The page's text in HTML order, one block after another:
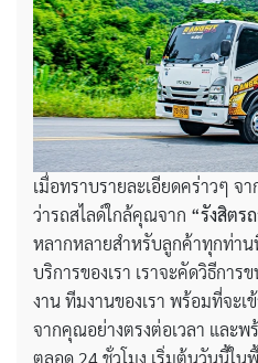
เมื่อทราบรายละเอียดคร่าวๆ จ
ว่ารถสไลด์ใกล้คุณจาก “รังสิตร
หลากหลายสำหรับลูกค้าทุกท่า
บริการของเรา เราจะคัดวิธีกา
งาน ทีมงานของเรา พร้อมที่จะเ
จากคุณอย่างตรงต่อเวลา และ
ตลอด 24 ชั่วโมง เริ่มต้นวันนี้ใน